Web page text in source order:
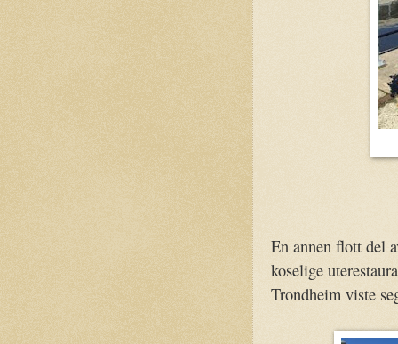
En annen flott del
koselige
Trondheim viste